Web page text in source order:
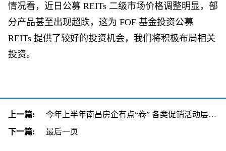
情况看，近日公募 REITs 二级市场价格调整明显，部
分产品甚至出现超跌，这为 FOF 基金投资公募
REITs 提供了较好的投资机会，我们将积极布局相关
投资。
上一篇:
今年上半年南昌房企有点“卷” 各类促销活动层出不穷|聚焦
下一篇:
最后一页